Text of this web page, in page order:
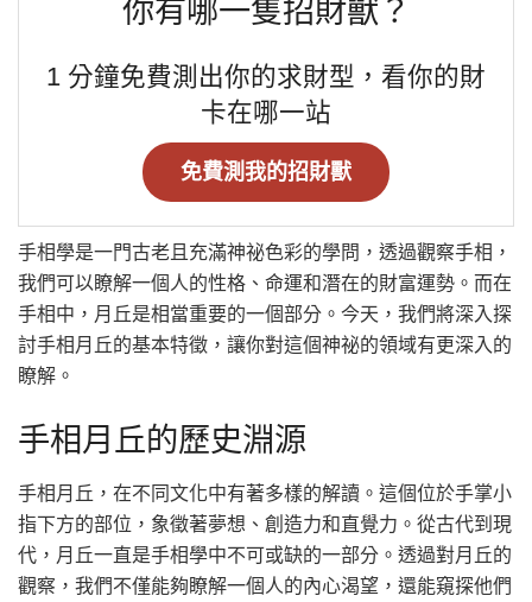
你有哪一隻招財獸？
1 分鐘免費測出你的求財型，看你的財
卡在哪一站
免費測我的招財獸
手相學是一門古老且充滿神祕色彩的學問，透過觀察手相，
我們可以瞭解一個人的性格、命運和潛在的財富運勢。而在
手相中，月丘是相當重要的一個部分。今天，我們將深入探
討手相月丘的基本特徵，讓你對這個神祕的領域有更深入的
瞭解。
手相月丘的歷史淵源
手相月丘，在不同文化中有著多樣的解讀。這個位於手掌小
指下方的部位，象徵著夢想、創造力和直覺力。從古代到現
代，月丘一直是手相學中不可或缺的一部分。透過對月丘的
觀察，我們不僅能夠瞭解一個人的內心渴望，還能窺探他們